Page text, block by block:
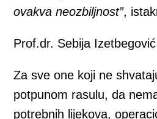
ovakva neozbiljnost”,
Prof.dr. Sebija
Za sve one koji ne
potpunom rasulu, da
potrebnih lijekova,